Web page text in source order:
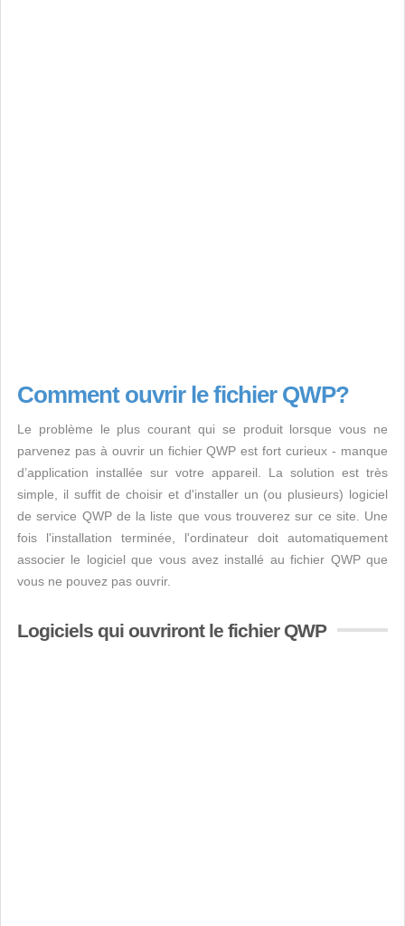
Comment ouvrir le fichier QWP?
Le problème le plus courant qui se produit lorsque vous ne
parvenez pas à ouvrir un fichier QWP est fort curieux - manque
d’application installée sur votre appareil. La solution est très
simple, il suffit de choisir et d'installer un (ou plusieurs) logiciel
de service QWP de la liste que vous trouverez sur ce site. Une
fois l'installation terminée, l'ordinateur doit automatiquement
associer le logiciel que vous avez installé au fichier QWP que
vous ne pouvez pas ouvrir.
Logiciels qui ouvriront le fichier QWP